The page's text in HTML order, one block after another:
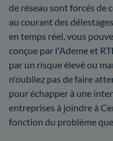
de réseau sont forcés de
au courant des
en temps réel, vous
conçue par l'Ademe et
par un risque élevé ou
n'oubliez pas de faire
pour échapper à une
entreprises à joindre à
fonction du problème